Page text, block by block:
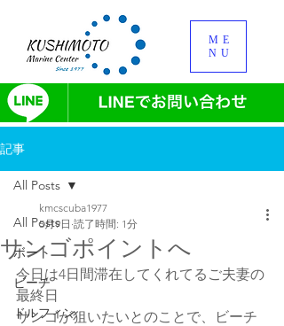
ME
NU
記事
All Posts
ボート
ビーチ
ドルフィン
All Posts
サンゴポイントへ
kmcscuba1977
5月9日 読了時間: 1分
今日は4日間滞在してくれてるご夫妻の
最終日
サンゴが狙いたいとのことで、ビーチ